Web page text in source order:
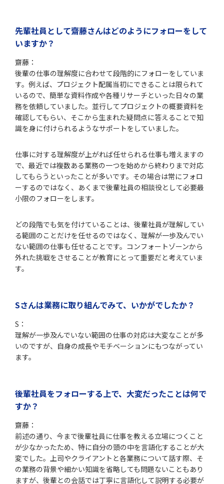
先輩社員として齋藤さんはどのようにフォローをして
いますか？
齋藤：
後輩の仕事の理解度に合わせて段階的にフォローをしていま
す。例えば、プロジェクト配属当初にできることは限られて
いるので、簡単な資料作成や各種リサーチといった日々の業
務を依頼していました。並行してプロジェクトの概要資料を
確認してもらい、そこから生まれた疑問点に答えることで知
識を身に付けられるようなサポートをしていました。
仕事に対する理解度が上がれば任せられる仕事も増えますの
で、最近では複数ある業務の一つを始めから終わりまで対応
してもらうといったことが多いです。その場合は常にフォロ
ーするのではなく、あくまで後輩社員の相談役として必要最
小限のフォローをします。
どの段階でも気を付けていることは、後輩社員が理解してい
る範囲のことだけを任せるのではなく、理解が一歩及んでい
ない範囲の仕事も任せることです。コンフォートゾーンから
外れた挑戦をさせることが教育にとって重要だと考えていま
す。
Sさんは業務に取り組んでみて、いかがでしたか？
S：
理解が一歩及んでいない範囲の仕事の対応は大変なことが多
いのですが、自身の成長やモチベーションにもつながってい
ます。
後輩社員をフォローする上で、大変だったことは何で
すか？
齋藤：
前述の通り、今まで後輩社員に仕事を教える立場につくこと
が少なかったため、特に自分の頭の中を言語化することが大
変でした。上司やクライアントと各業務について話す際、そ
の業務の背景や細かい知識を省略しても問題ないこともあり
ますが、後輩との会話では丁寧に言語化して説明する必要が